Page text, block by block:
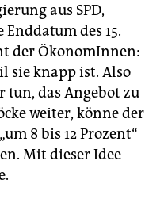
aus SPD,
des 15.
der ÖkonomInnen:
sie knapp ist. Also
tun, das Angebot zu
weiter, könne der
8 bis 12 Prozent“
Mit dieser Idee